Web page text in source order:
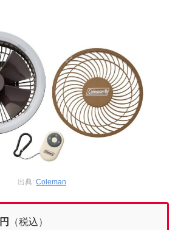
出典: Coleman
円 （税込）